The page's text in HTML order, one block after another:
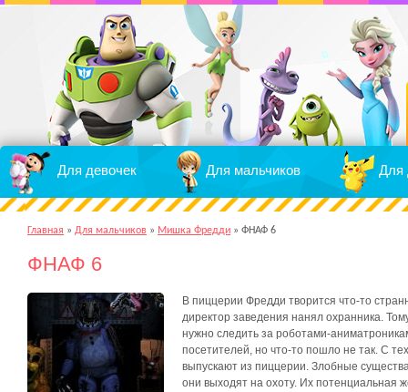
Для девочек Для мальчиков Для
Главная » Для мальчиков » Мишка Фредди » ФНАФ 6
ФНАФ 6
В пиццерии Фредди творится что-то
директор заведения нанял охранника.
нужно следить за роботами-
посетителей, но что-то пошло не так. С
выпускают из пиццерии. Злобные
они выходят на охоту. Их потенциальная